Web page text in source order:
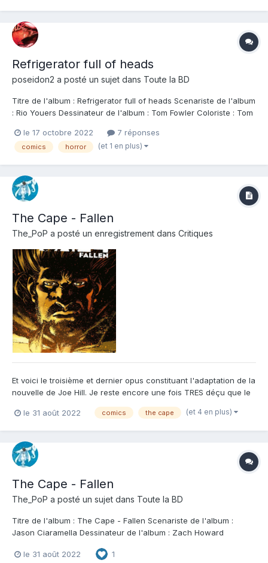
Refrigerator full of heads
poseidon2 a posté un sujet dans Toute la BD
Titre de l'album : Refrigerator full of heads Scenariste de l'album
: Rio Youers Dessinateur de l'album : Tom Fowler Coloriste : Tom
l'album : Durant un an, la mystérieuse hache qui a causé tant de
chaos pendant l'o...
le 17 octobre 2022 7 réponses
comics horror (et 1 en plus)
The Cape - Fallen
The_PoP a posté un enregistrement dans Critiques
Et voici le troisième et dernier opus constituant l'adaptation de la
nouvelle de Joe Hill. Je reste encore une fois TRES déçu que le
j'en comprends la nécessité économique, surtout pour un
le 31 août 2022 comics the cape (et 4 en plus)
The Cape - Fallen
The_PoP a posté un sujet dans Toute la BD
Titre de l'album : The Cape - Fallen Scenariste de l'album :
Jason Ciaramella Dessinateur de l'album : Zach Howard
Résumé de l'album : La parenthèse sanglante d'Eric Chase,
le 31 août 2022 1